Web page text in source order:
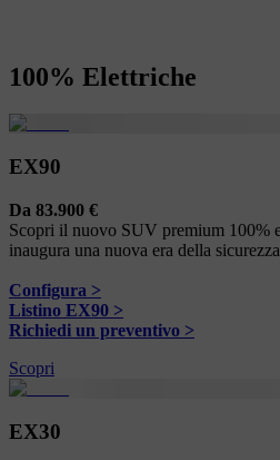
100% Elettriche
EX90
Da 83.900 €
Scopri il nuovo SUV premium 100%
inaugura una nuova era della
Configura >
Listino EX90 >
Richiedi un preventivo >
Scopri
EX30